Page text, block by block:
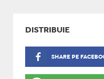
DISTRIBUIE
SHARE PE